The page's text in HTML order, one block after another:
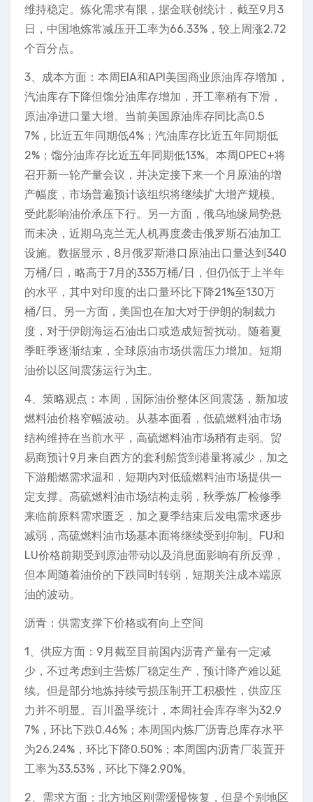
维持稳定。炼化需求有限，据金联创统计，截至9月3
日，中国地炼常减压开工率为66.33%，较上周涨2.72
个百分点。
3、成本方面：本周EIA和API美国商业原油库存增加，
汽油库存下降但馏分油库存增加，开工率稍有下滑，
原油净进口量大增。当前美国原油库存同比高0.5
7%，比近五年同期低4%；汽油库存比近五年同期低
2%；馏分油库存比近五年同期低13%。本周OPEC+将
召开新一轮产量会议，并决定接下来一个月原油的增
产幅度，市场普遍预计该组织将继续扩大增产规模。
受此影响油价承压下行。另一方面，俄乌地缘局势悬
而未决，近期乌克兰无人机再度袭击俄罗斯石油加工
设施。数据显示，8月俄罗斯港口原油出口量达到340
万桶/日，略高于7月的335万桶/日，但仍低于上半年
的水平，其中对印度的出口量环比下降21%至130万
桶/日。另一方面，美国也在加大对于伊朗的制裁力
度，对于伊朗海运石油出口或造成短暂扰动。随着夏
季旺季逐渐结束，全球原油市场供需压力增加。短期
油价以区间震荡运行为主。
4、策略观点：本周，国际油价整体区间震荡，新加坡
燃料油价格窄幅波动。从基本面看，低硫燃料油市场
结构维持在当前水平，高硫燃料油市场稍有走弱。贸
易商预计9月来自西方的套利船货到港量将减少，加之
下游船燃需求温和，短期内对低硫燃料油市场提供一
定支撑。高硫燃料油市场结构走弱，秋季炼厂检修季
来临前原料需求匮乏，加之夏季结束后发电需求逐步
减弱，高硫燃料油市场基本面将继续受到抑制。FU和
LU价格前期受到原油带动以及消息面影响有所反弹，
但本周随着油价的下跌同时转弱，短期关注成本端原
油的波动。
沥青：供需支撑下价格或有向上空间
1、供应方面：9月截至目前国内沥青产量有一定减
少，不过考虑到主营炼厂稳定生产，预计降产难以延
续。但是部分地炼持续亏损压制开工积极性，供应压
力并不明显。百川盈孚统计，本周社会库存率为32.9
7%，环比下跌0.46%；本周国内炼厂沥青总库存水平
为26.24%，环比下降0.50%；本周国内沥青厂装置开
工率为33.53%，环比下降2.90%。
2、需求方面：北方地区刚需缓慢恢复，但是个别地区